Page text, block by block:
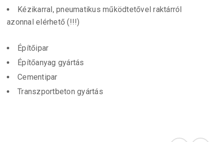
Kézikarral, pneumatikus működtetővel raktárról
azonnal elérhető (!!!)
Építőipar
Építőanyag gyártás
Cementipar
Transzportbeton gyártás